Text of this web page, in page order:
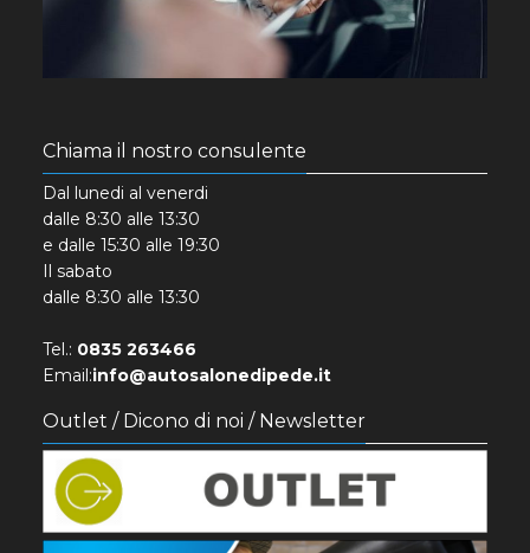
Chiama il nostro consulente
Dal lunedi al venerdi
dalle 8:30 alle 13:30
e dalle 15:30 alle 19:30
Il sabato
dalle 8:30 alle 13:30
Tel.: 0835 263466
Email:info@autosalonedipede.it
Outlet / Dicono di noi / Newsletter